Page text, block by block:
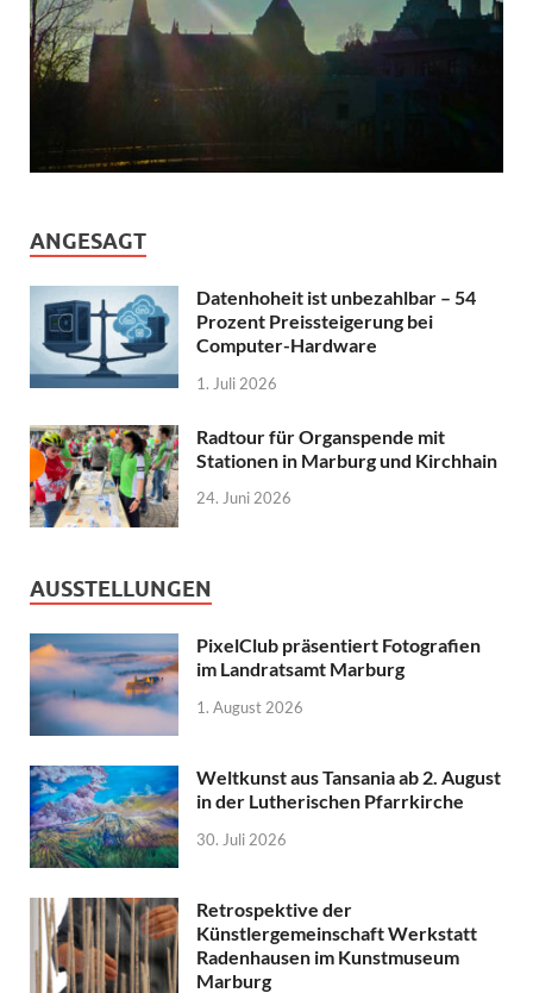
ANGESAGT
Datenhoheit ist unbezahlbar – 54
Prozent Preissteigerung bei
Computer-Hardware
1. Juli 2026
Radtour für Organspende mit
Stationen in Marburg und Kirchhain
24. Juni 2026
AUSSTELLUNGEN
PixelClub präsentiert Fotografien
im Landratsamt Marburg
1. August 2026
Weltkunst aus Tansania ab 2. August
in der Lutherischen Pfarrkirche
30. Juli 2026
Retrospektive der
Künstlergemeinschaft Werkstatt
Radenhausen im Kunstmuseum
Marburg